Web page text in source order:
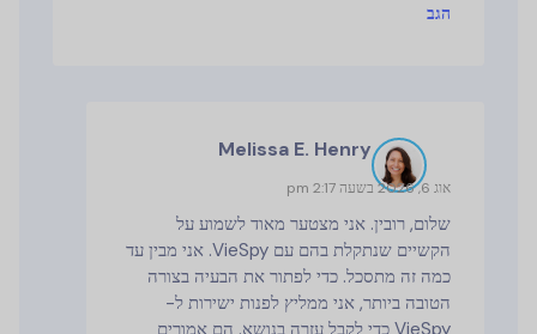
הגב
Melissa E. Henry
אוג 6, 2026 בשעה 2:17 pm
שלום, רובין. אני מצטער מאוד לשמוע על
הקשיים שנתקלת בהם עם VieSpy. אני מבין עד
כמה זה מתסכל. כדי לפתור את הבעיה בצורה
הטובה ביותר, אני ממליץ לפנות ישירות ל-
VieSpy כדי לקבל עזרה בנושא. הם אמורים